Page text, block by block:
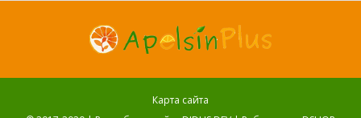
Карта сайта